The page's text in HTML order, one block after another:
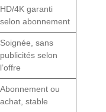
HD/4K garanti
selon abonnement
Soignée, sans
publicités selon
l’offre
Abonnement ou
achat, stable